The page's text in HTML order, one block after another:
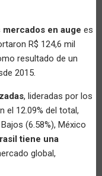
mercados en auge es
R$ 124,6 mil
resultado de un
2015.
, lideradas por los
el 12.09% del total,
(6.58%), México
tiene una
global,